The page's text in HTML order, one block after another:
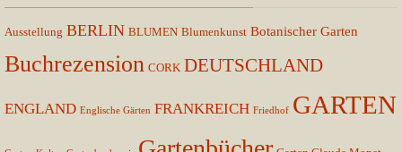
Ausstellung BERLIN BLUMEN Blumenkunst Botanischer Garten
Buchrezension CORK DEUTSCHLAND
ENGLAND Englische Gärten FRANKREICH Friedhof GARTEN